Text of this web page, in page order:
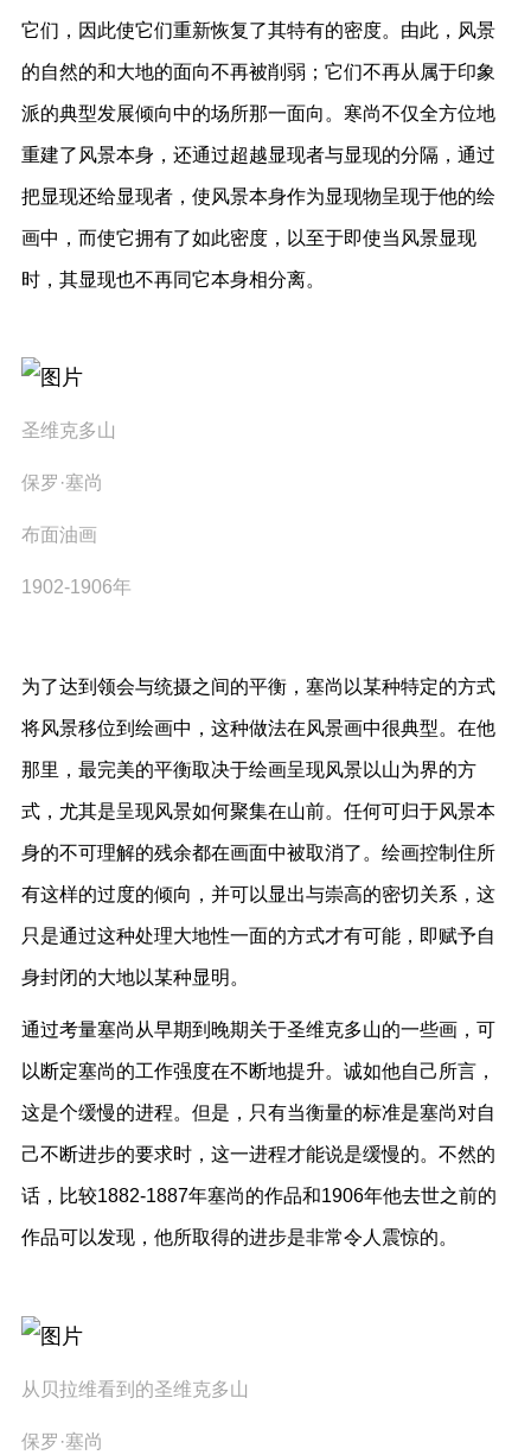
它们，因此使它们重新恢复了其特有的密度。由此，风景
的自然的和大地的面向不再被削弱；它们不再从属于印象
派的典型发展倾向中的场所那一面向。寒尚不仅全方位地
重建了风景本身，还通过超越显现者与显现的分隔，通过
把显现还给显现者，使风景本身作为显现物呈现于他的绘
画中，而使它拥有了如此密度，以至于即使当风景显现
时，其显现也不再同它本身相分离。
圣维克多山
保罗·塞尚
布面油画
1902-1906年
为了达到领会与统摄之间的平衡，塞尚以某种特定的方式
将风景移位到绘画中，这种做法在风景画中很典型。在他
那里，最完美的平衡取决于绘画呈现风景以山为界的方
式，尤其是呈现风景如何聚集在山前。任何可归于风景本
身的不可理解的残余都在画面中被取消了。绘画控制住所
有这样的过度的倾向，并可以显出与崇高的密切关系，这
只是通过这种处理大地性一面的方式才有可能，即赋予自
身封闭的大地以某种显明。
通过考量塞尚从早期到晚期关于圣维克多山的一些画，可
以断定塞尚的工作强度在不断地提升。诚如他自己所言，
这是个缓慢的进程。但是，只有当衡量的标准是塞尚对自
己不断进步的要求时，这一进程才能说是缓慢的。不然的
话，比较1882-1887年塞尚的作品和1906年他去世之前的
作品可以发现，他所取得的进步是非常令人震惊的。
从贝拉维看到的圣维克多山
保罗·塞尚